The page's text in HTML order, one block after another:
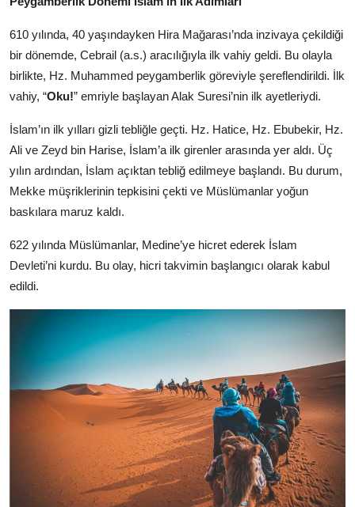
610 yılında, 40 yaşındayken Hira Mağarası’nda inzivaya çekildiği
bir dönemde, Cebrail (a.s.) aracılığıyla ilk vahiy geldi. Bu olayla
birlikte, Hz. Muhammed peygamberlik göreviyle şereflendirildi. İlk
vahiy, “Oku!” emriyle başlayan Alak Suresi’nin ilk ayetleriydi.
İslam’ın ilk yılları gizli tebliğle geçti. Hz. Hatice, Hz. Ebubekir, Hz.
Ali ve Zeyd bin Harise, İslam’a ilk girenler arasında yer aldı. Üç
yılın ardından, İslam açıktan tebliğ edilmeye başlandı. Bu durum,
Mekke müşriklerinin tepkisini çekti ve Müslümanlar yoğun
baskılara maruz kaldı.
622 yılında Müslümanlar, Medine’ye hicret ederek İslam
Devleti’ni kurdu. Bu olay, hicri takvimin başlangıcı olarak kabul
edildi.